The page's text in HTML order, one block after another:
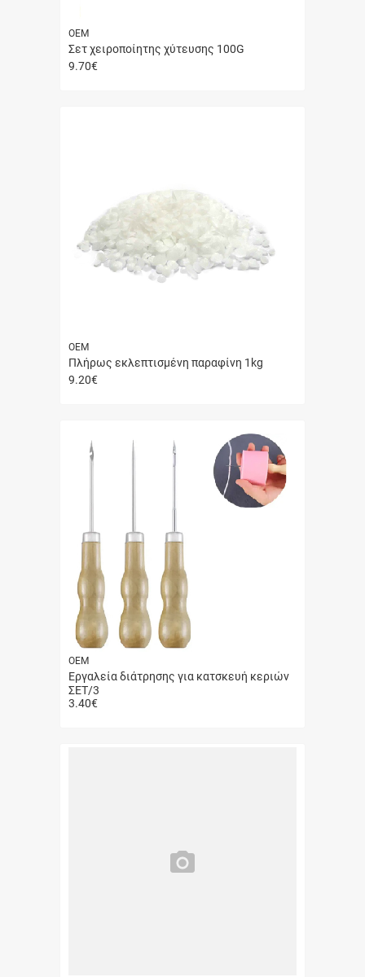
ΟΕΜ
Σετ χειροποίητης χύτευσης 100G
9.70€
ΟΕΜ
Πλήρως εκλεπτισμένη παραφίνη 1kg
9.20€
ΟΕΜ
Εργαλεία διάτρησης για κατσκευή κεριών
ΣΕΤ/3
3.40€